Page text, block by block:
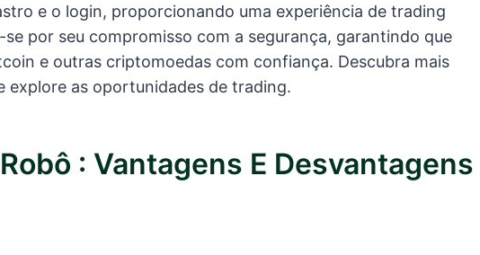
e o login, proporcionando uma experiência de trading
por seu compromisso com a segurança, garantindo que
e outras criptomoedas com confiança. Descubra mais
explore as oportunidades de trading.
: Vantagens E Desvantagens